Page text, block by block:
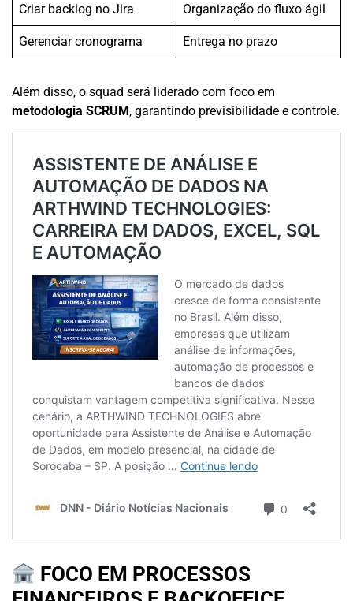
Criar backlog no Jira Organização do fluxo ágil
Gerenciar cronograma Entrega no prazo
Além disso, o squad será liderado com foco em
metodologia SCRUM , garantindo previsibilidade e controle.
FOCO EM PROCESSOS